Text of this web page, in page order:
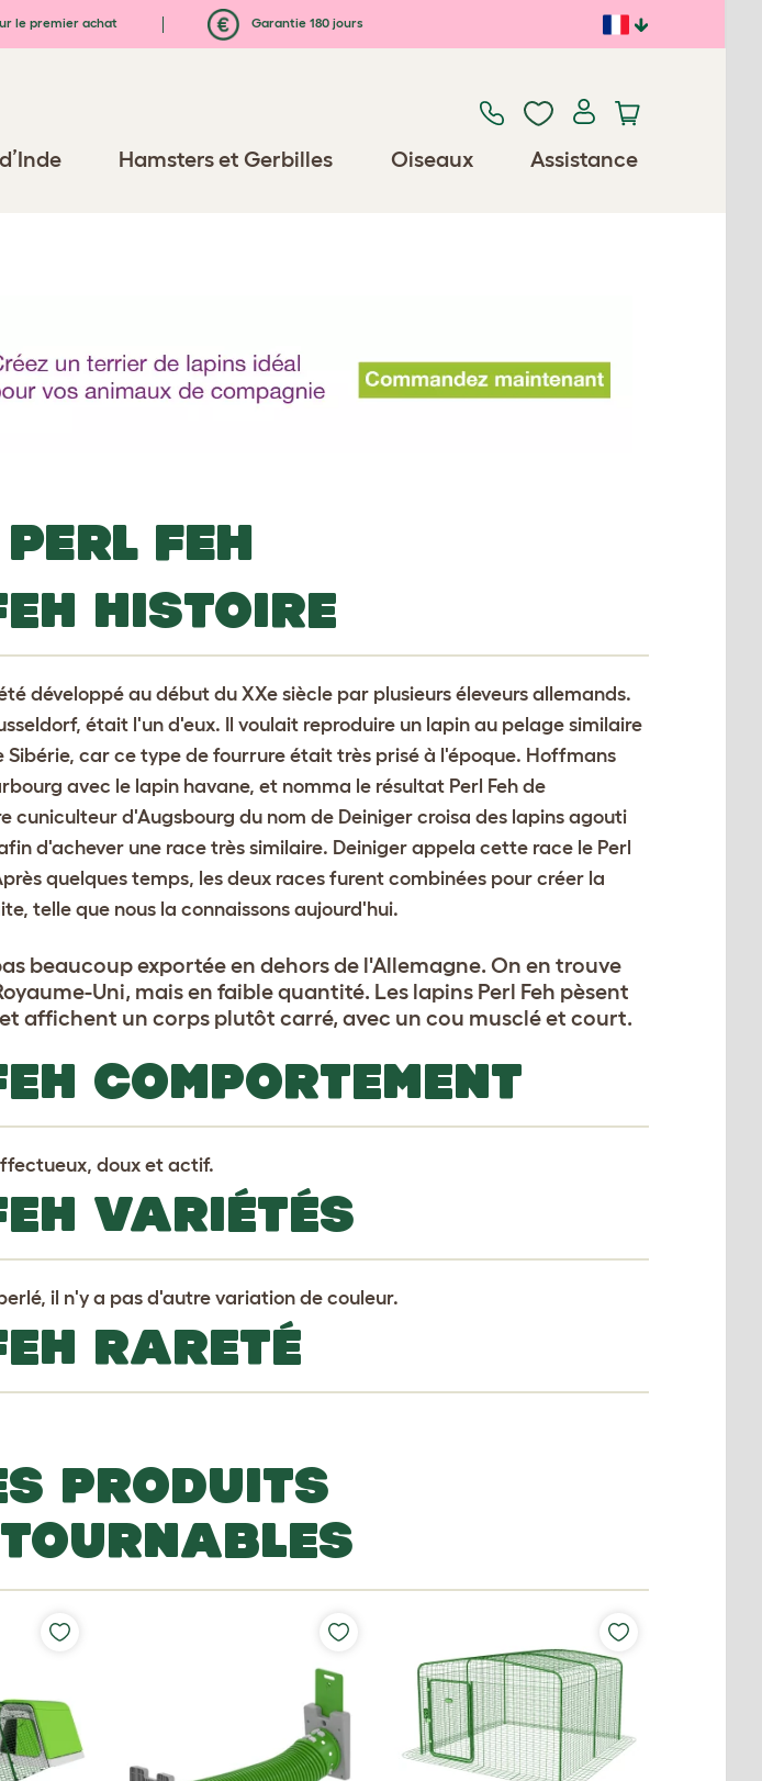
le premier achat Garantie 180 jours
Hamsters et Gerbilles Oiseaux Assistance
FEH
HISTOIRE
développé au début du XXe siècle par plusieurs éleveurs allemands.
était l'un d'eux. Il voulait reproduire un lapin au pelage similaire
Sibérie, car ce type de fourrure était très prisé à l'époque. Hoffmans
avec le lapin havane, et nomma le résultat Perl Feh de
cuniculteur d'Augsbourg du nom de Deiniger croisa des lapins agouti
d'achever une race très similaire. Deiniger appela cette race le Perl
quelques temps, les deux races furent combinées pour créer la
telle que nous la connaissons aujourd'hui.
beaucoup exportée en dehors de l'Allemagne. On en trouve
Uni, mais en faible quantité. Les lapins Perl Feh pèsent
et affichent un corps plutôt carré, avec un cou musclé et court.
COMPORTEMENT
doux et actif.
VARIÉTÉS
il n'y a pas d'autre variation de couleur.
RARETÉ
PRODUITS